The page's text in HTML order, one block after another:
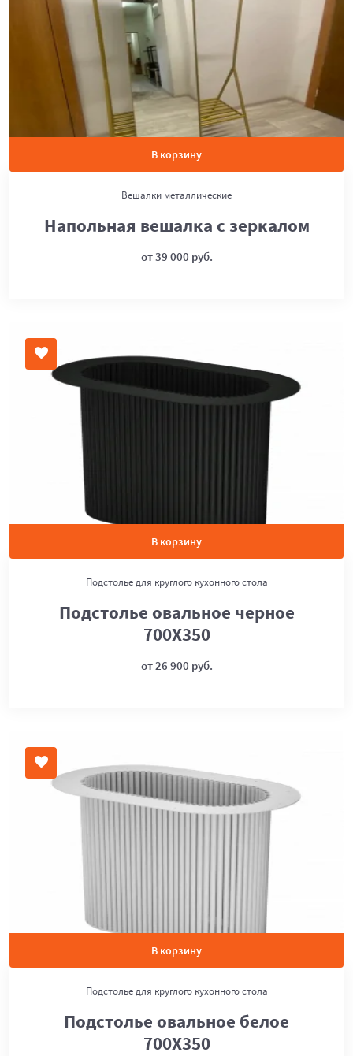
В корзину
Вешалки металлические
Напольная вешалка с зеркалом
от 39 000 руб.
В корзину
Подстолье для круглого кухонного стола
Подстолье овальное черное
700Х350
от 26 900 руб.
В корзину
Подстолье для круглого кухонного стола
Подстолье овальное белое
700Х350